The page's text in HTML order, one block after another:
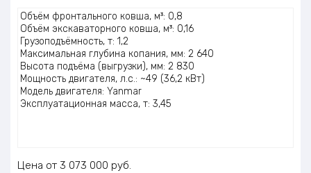
Оценка
5.00из 5
Объём фронтального ковша, м³: 0,8
Объём экскаваторного ковша, м³: 0,16
Грузоподъёмность, т: 1,2
Максимальная глубина копания, мм: 2 640
Высота подъёма (выгрузки), мм: 2 830
Мощность двигателя, л.с.: ~49 (36,2 кВт)
Модель двигателя: Yanmar
Эксплуатационная масса, т: 3,45
Цена 3 073 000 руб.